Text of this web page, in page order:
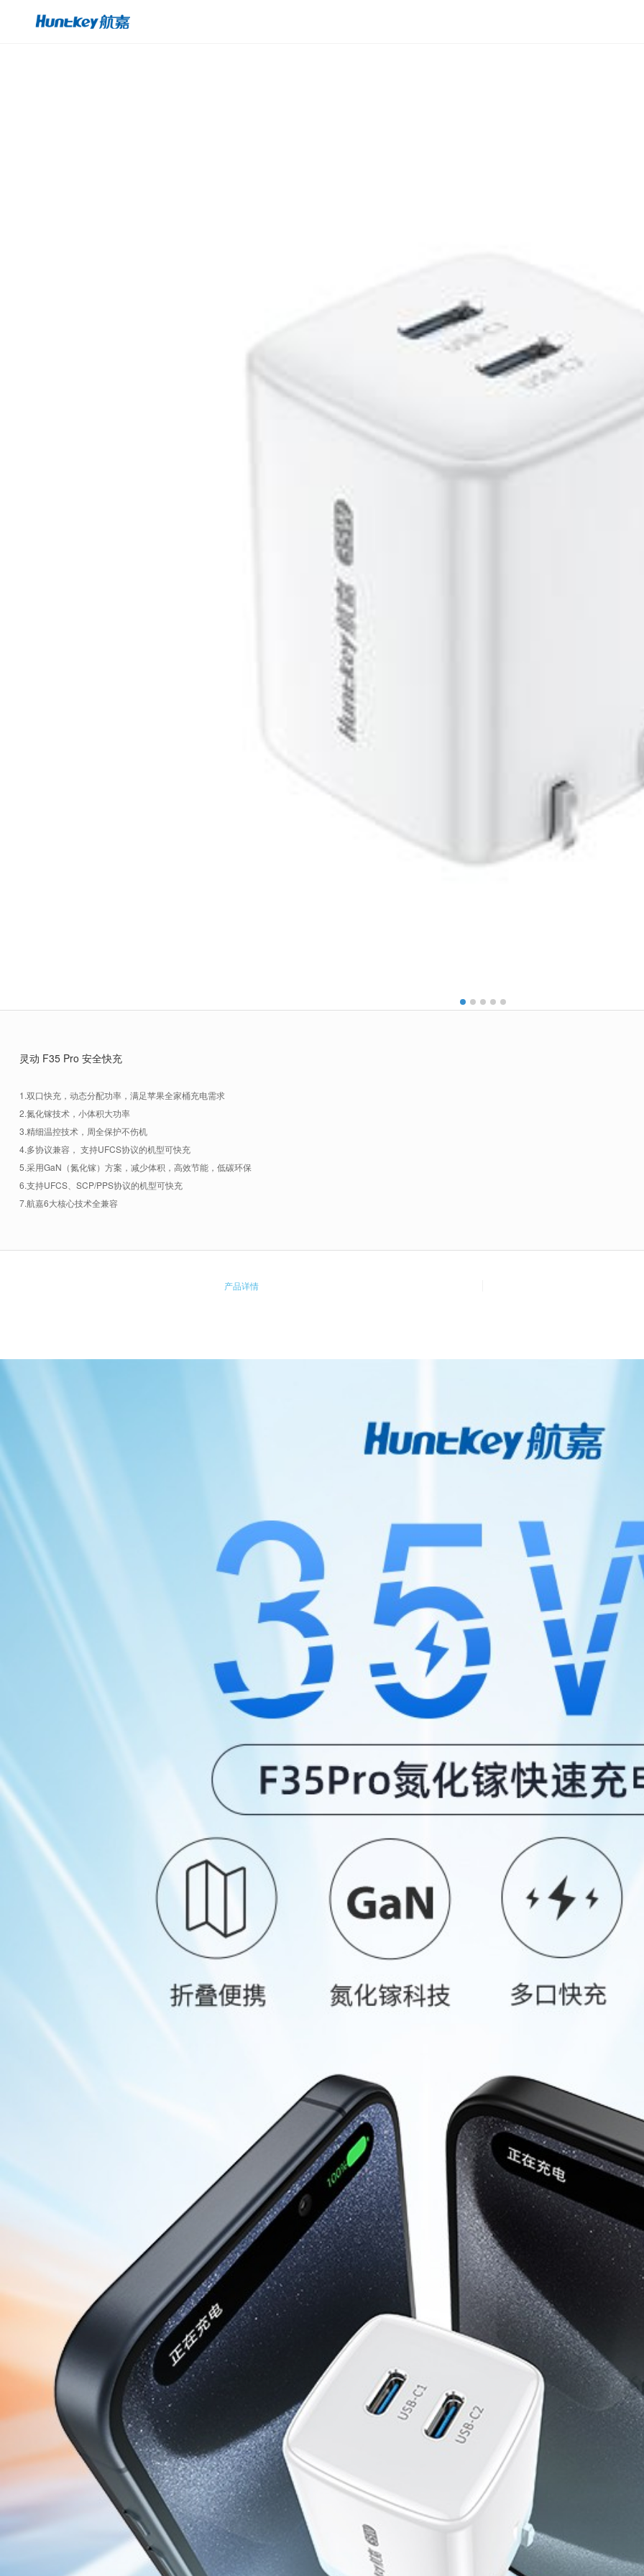
灵动 F35 Pro 安全快充
1.双口快充，动态分配功率，满足苹果全家桶充电需求
2.氮化镓技术，小体积大功率
3.精细温控技术，周全保护不伤机
4.多协议兼容， 支持UFCS协议的机型可快充
5.采用GaN（氮化镓）方案，减少体积，高效节能，低碳环保
6.支持UFCS、SCP/PPS协议的机型可快充
7.航嘉6大核心技术全兼容
产品详情